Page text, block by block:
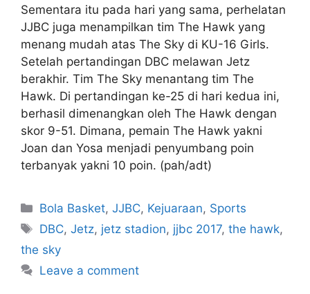
Sementara itu pada hari yang sama, perhelatan
JJBC juga menampilkan tim The Hawk yang
menang mudah atas The Sky di KU-16 Girls.
Setelah pertandingan DBC melawan Jetz
berakhir. Tim The Sky menantang tim The
Hawk. Di pertandingan ke-25 di hari kedua ini,
berhasil dimenangkan oleh The Hawk dengan
skor 9-51. Dimana, pemain The Hawk yakni
Joan dan Yosa menjadi penyumbang poin
terbanyak yakni 10 poin. (pah/adt)
Bola Basket,JJBC, Kejuaraan, Sports
DBC,Jetz, jetz stadion, jjbc 2017,the hawk,
the sky
Leave a comment